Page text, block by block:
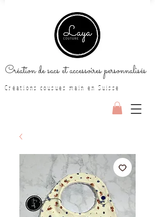
Création de sacs et accessoires personnalisés
Créations cousues main en Suisse